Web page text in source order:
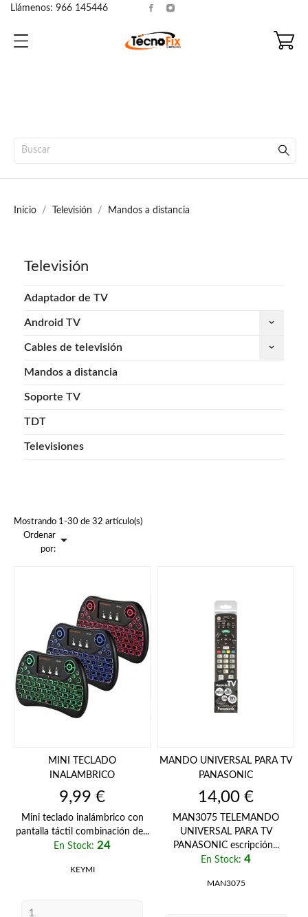
Llámenos: 966 145446
Inicio Televisión Mandos a distancia
Televisión
Adaptador de TV
Android TV keyboard_arrow_down
Cables de televisión keyboard_arrow_down
Mandos a distancia
Soporte TV
TDT
Televisiones
Mostrando 1-30 de 32 artículo(s)
Ordenar
por:

MINI TECLADO
INALAMBRICO
Precio
9,99 €
Mini teclado inalámbrico con
pantalla táctil combinación de...
En Stock: 24
KEYMI
MANDO UNIVERSAL PARA TV
PANASONIC
Precio
14,00 €
MAN3075 TELEMANDO
UNIVERSAL PARA TV
PANASONIC escripción...
En Stock: 4
MAN3075